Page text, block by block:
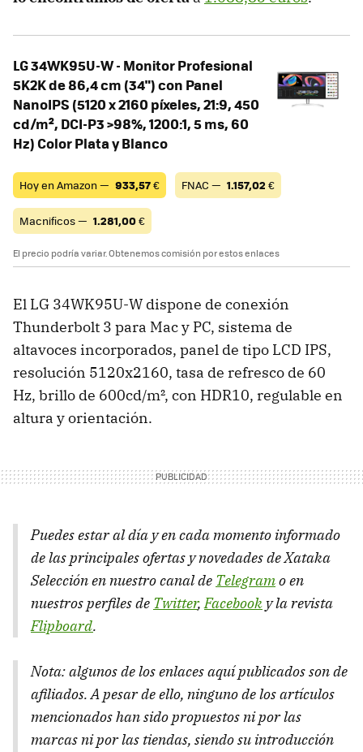
LG 34WK95U-W - Monitor Profesional
5K2K de 86,4 cm (34") con Panel
NanoIPS (5120 x 2160 píxeles, 21:9, 450
cd/m², DCI-P3 >98%, 1200:1, 5 ms, 60
Hz) Color Plata y Blanco
Hoy en Amazon — 933,57€ FNAC — 1.157,02 €
Macnificos — 1.281,00€
El precio podría variar. Obtenemos comisión por estos enlaces
El LG 34WK95U-W dispone de conexión
Thunderbolt 3 para Mac y PC, sistema de
altavoces incorporados, panel de tipo LCD IPS,
resolución 5120x2160, tasa de refresco de 60
Hz, brillo de 600cd/m², con HDR10, regulable en
altura y orientación.
Puedes estar al día y en cada momento informado
de las principales ofertas y novedades de Xataka
Selección en nuestro canal de Telegramo en
nuestros perfiles de Twitter,Facebook y la revista
Flipboard.
Nota: algunos de los enlaces aquí publicados son de
afiliados. A pesar de ello, ninguno de los artículos
mencionados han sido propuestos ni por las
marcas ni por las tiendas, siendo su introducción